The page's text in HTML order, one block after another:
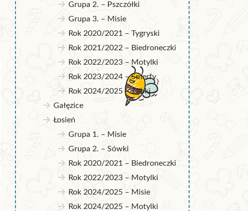
Grupa 2. – Pszczółki
Grupa 3. – Misie
Rok 2020/2021 – Tygryski
Rok 2021/2022 – Biedroneczki
Rok 2022/2023 – Motylki
Rok 2023/2024 – Smerfy
Rok 2024/2025 – Żabki
Gałęzice
Łosień
Grupa 1. – Misie
Grupa 2. – Sówki
Rok 2020/2021 – Biedroneczki
Rok 2022/2023 – Motylki
Rok 2024/2025 – Misie
Rok 2024/2025 – Motylki